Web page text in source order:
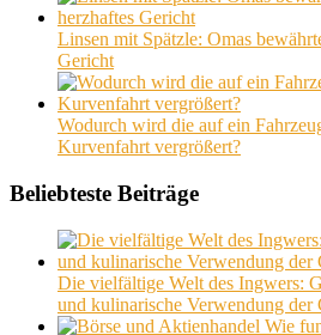
Linsen mit Spätzle: Omas
Gericht
Wodurch wird die auf ein
Kurvenfahrt vergrößert?
Beliebteste Beiträge
Die vielfältige Welt des Ingwers:
und kulinarische Verwendung der
Wie